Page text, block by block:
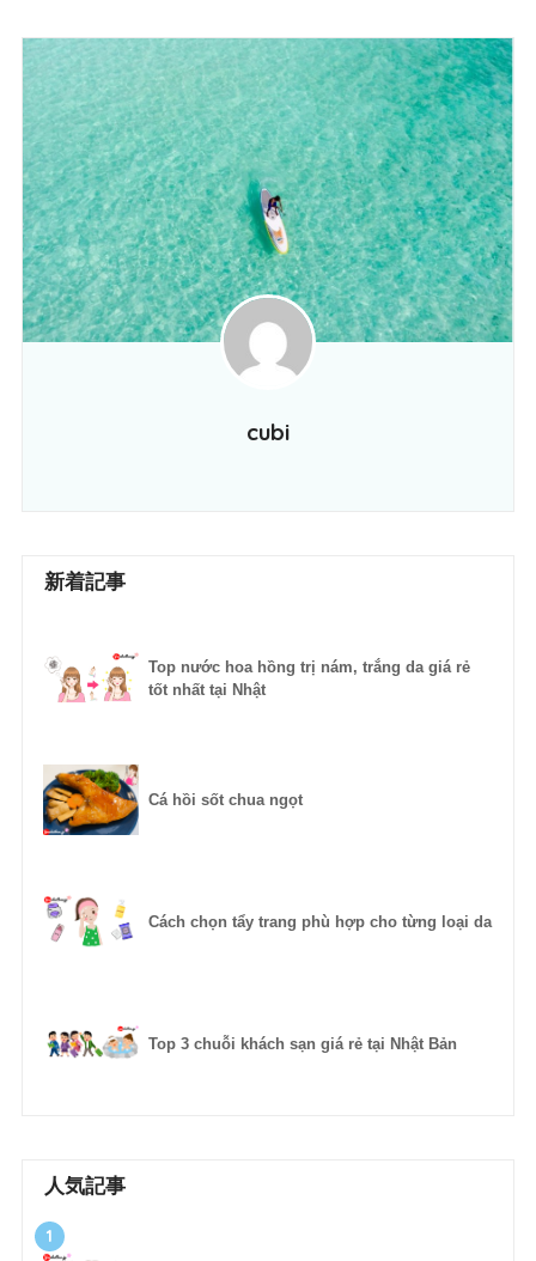
cubi
新着記事
Top nước hoa hồng trị nám, trắng da giá rẻ
tốt nhất tại Nhật
Cá hồi sốt chua ngọt
Cách chọn tẩy trang phù hợp cho từng loại da
Top 3 chuỗi khách sạn giá rẻ tại Nhật Bản
人気記事
1